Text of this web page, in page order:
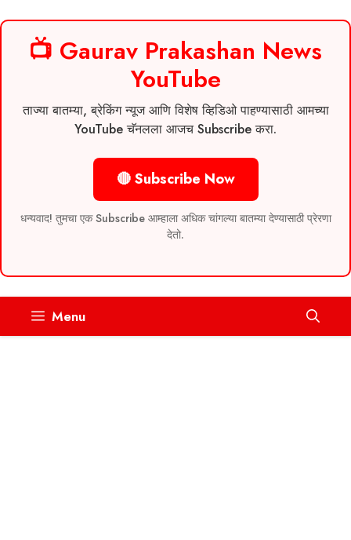
📺 Gaurav Prakashan News
YouTube
ताज्या बातम्या, ब्रेकिंग न्यूज आणि विशेष व्हिडिओ पाहण्यासाठी आमच्या
YouTube चॅनलला आजच Subscribe करा.
🔴 Subscribe Now
धन्यवाद! तुमचा एक Subscribe आम्हाला अधिक चांगल्या बातम्या देण्यासाठी प्रेरणा
देतो.
Menu